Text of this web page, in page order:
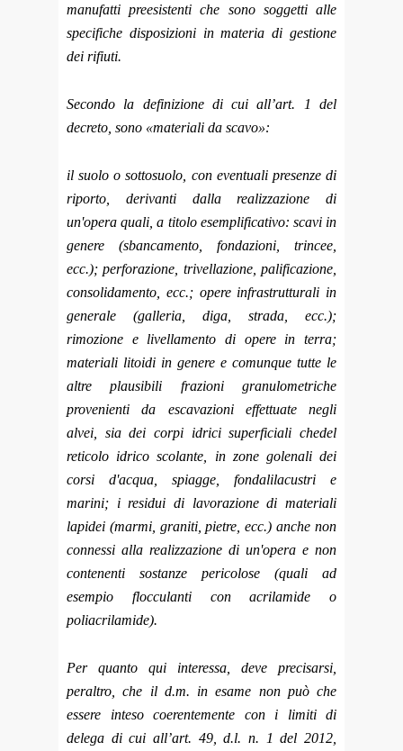
manufatti preesistenti che sono soggetti alle
specifiche disposizioni in materia di gestione
dei rifiuti.
Secondo la definizione di cui all’art. 1 del
decreto, sono «materiali da scavo»:
il suolo o sottosuolo, con eventuali presenze di
riporto, derivanti dalla realizzazione di
un'opera quali, a titolo esemplificativo: scavi in
genere (sbancamento, fondazioni, trincee,
ecc.); perforazione, trivellazione, palificazione,
consolidamento, ecc.; opere infrastrutturali in
generale (galleria, diga, strada, ecc.);
rimozione e livellamento di opere in terra;
materiali litoidi in genere e comunque tutte le
altre plausibili frazioni granulometriche
provenienti da escavazioni effettuate negli
alvei, sia dei corpi idrici superficiali chedel
reticolo idrico scolante, in zone golenali dei
corsi d'acqua, spiagge, fondalilacustri e
marini; i residui di lavorazione di materiali
lapidei (marmi, graniti, pietre, ecc.) anche non
connessi alla realizzazione di un'opera e non
contenenti sostanze pericolose (quali ad
esempio flocculanti con acrilamide o
poliacrilamide).
Per quanto qui interessa, deve precisarsi,
peraltro, che il d.m. in esame non può che
essere inteso coerentemente con i limiti di
delega di cui all’art. 49, d.l. n. 1 del 2012,